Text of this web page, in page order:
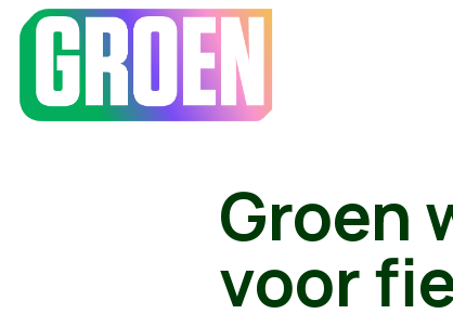
Groen
voor